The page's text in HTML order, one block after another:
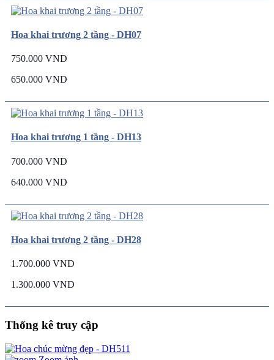
Hoa khai trương 2 tầng - DH07
750.000 VND
650.000 VND
Hoa khai trương 1 tầng - DH13
700.000 VND
640.000 VND
Hoa khai trương 2 tầng - DH28
1.700.000 VND
1.300.000 VND
Thống kê truy cập